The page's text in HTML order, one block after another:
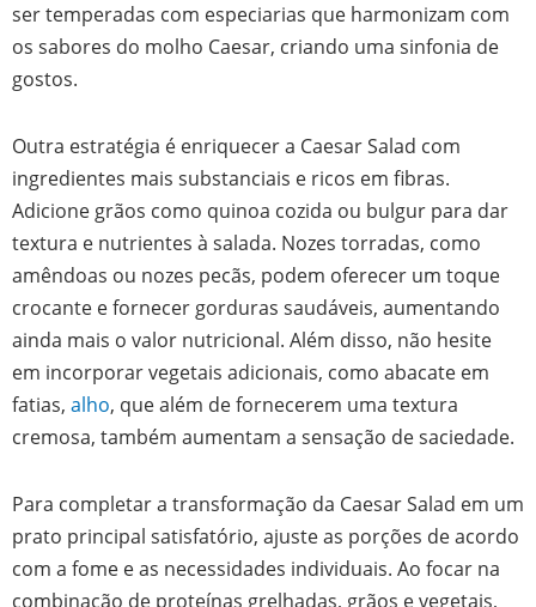
ser temperadas com especiarias que harmonizam com
os sabores do molho Caesar, criando uma sinfonia de
gostos.
Outra estratégia é enriquecer a Caesar Salad com
ingredientes mais substanciais e ricos em fibras.
Adicione grãos como quinoa cozida ou bulgur para dar
textura e nutrientes à salada. Nozes torradas, como
amêndoas ou nozes pecãs, podem oferecer um toque
crocante e fornecer gorduras saudáveis, aumentando
ainda mais o valor nutricional. Além disso, não hesite
em incorporar vegetais adicionais, como abacate em
fatias, alho, que além de fornecerem uma textura
cremosa, também aumentam a sensação de saciedade.
Para completar a transformação da Caesar Salad em um
prato principal satisfatório, ajuste as porções de acordo
com a fome e as necessidades individuais. Ao focar na
combinação de proteínas grelhadas, grãos e vegetais,